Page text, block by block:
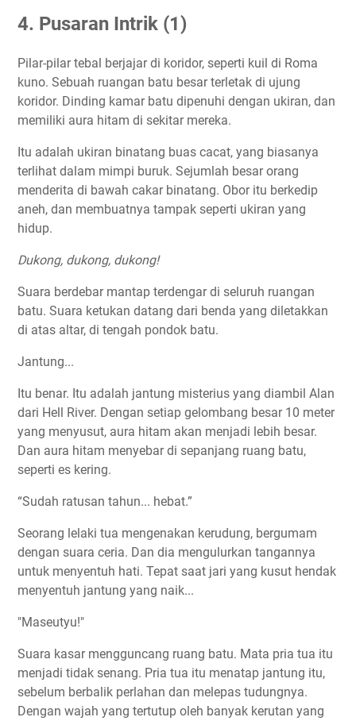
4. Pusaran Intrik (1)
Pilar-pilar tebal berjajar di koridor, seperti kuil di Roma
kuno. Sebuah ruangan batu besar terletak di ujung
koridor. Dinding kamar batu dipenuhi dengan ukiran, dan
memiliki aura hitam di sekitar mereka.
Itu adalah ukiran binatang buas cacat, yang biasanya
terlihat dalam mimpi buruk. Sejumlah besar orang
menderita di bawah cakar binatang. Obor itu berkedip
aneh, dan membuatnya tampak seperti ukiran yang
hidup.
Dukong, dukong, dukong!
Suara berdebar mantap terdengar di seluruh ruangan
batu. Suara ketukan datang dari benda yang diletakkan
di atas altar, di tengah pondok batu.
Jantung...
Itu benar. Itu adalah jantung misterius yang diambil Alan
dari Hell River. Dengan setiap gelombang besar 10 meter
yang menyusut, aura hitam akan menjadi lebih besar.
Dan aura hitam menyebar di sepanjang ruang batu,
seperti es kering.
“Sudah ratusan tahun... hebat.”
Seorang lelaki tua mengenakan kerudung, bergumam
dengan suara ceria. Dan dia mengulurkan tangannya
untuk menyentuh hati. Tepat saat jari yang kusut hendak
menyentuh jantung yang naik...
"Maseutyu!"
Suara kasar mengguncang ruang batu. Mata pria tua itu
menjadi tidak senang. Pria tua itu menatap jantung itu,
sebelum berbalik perlahan dan melepas tudungnya.
Dengan wajah yang tertutup oleh banyak kerutan yang